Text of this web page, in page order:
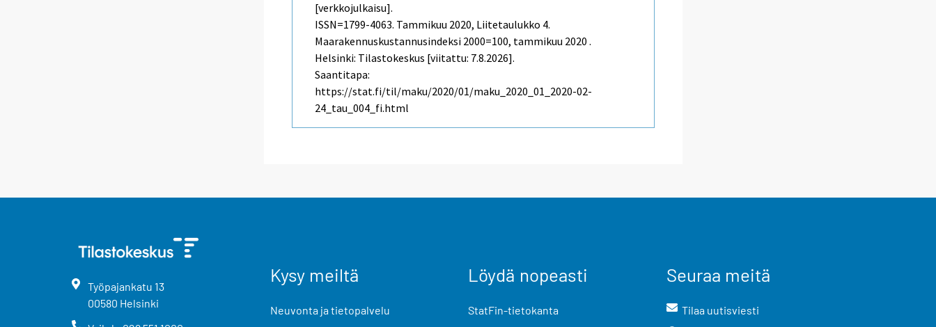
[verkkojulkaisu].
ISSN=1799-4063. Tammikuu 2020, Liitetaulukko 4.
Maarakennuskustannusindeksi 2000=100, tammikuu 2020 .
Helsinki: Tilastokeskus [viitattu: 7.8.2026].
Saantitapa:
https://stat.fi/til/maku/2020/01/maku_2020_01_2020-02-
24_tau_004_fi.html
Työpajankatu 13
00580 Helsinki
Kysy meiltä
Neuvonta ja tietopalvelu
Löydä nopeasti
StatFin-tietokanta
Seuraa meitä
Tilaa uutisviesti